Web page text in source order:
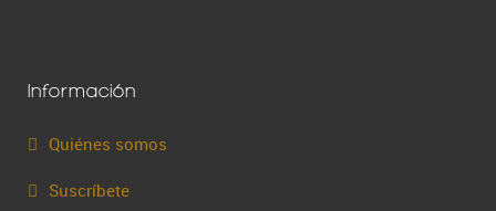
Información
Quiénes somos
Suscríbete